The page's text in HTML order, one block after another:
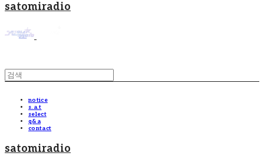
satomiradio
notice
s.a.t
select
q&a
contact
satomiradio